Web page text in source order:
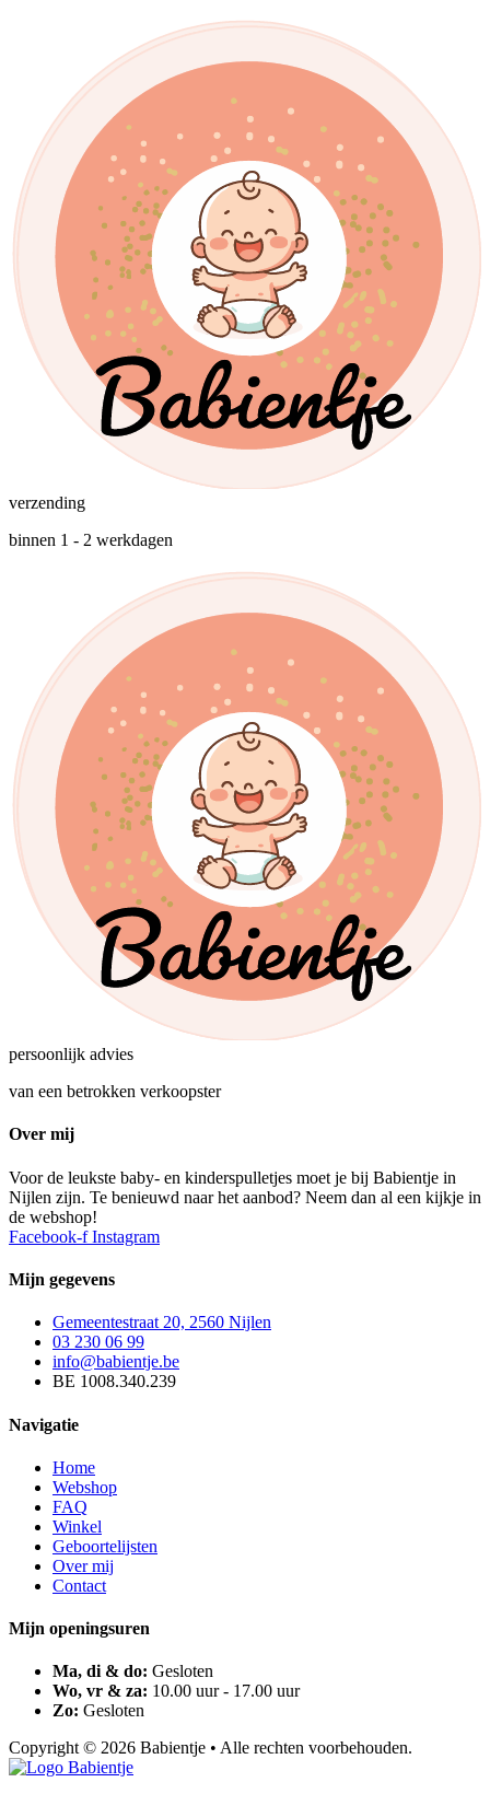
verzending
binnen 1 - 2 werkdagen
persoonlijk advies
van een betrokken verkoopster
Over mij
Voor de leukste baby- en kinderspulletjes moet je bij Babientje in
Nijlen zijn. Te benieuwd naar het aanbod? Neem dan al een kijkje in
de webshop!
Facebook-f Instagram
Mijn gegevens
Gemeentestraat 20, 2560 Nijlen
03 230 06 99
info@babientje.be
BE 1008.340.239
Navigatie
Home
Webshop
FAQ
Winkel
Geboortelijsten
Over mij
Contact
Mijn openingsuren
Ma, di & do: Gesloten
Wo, vr & za: 10.00 uur - 17.00 uur
Zo: Gesloten
Copyright © 2026 Babientje • Alle rechten voorbehouden.